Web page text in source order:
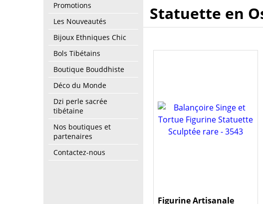
Promotions
Les Nouveautés
Bijoux Ethniques Chic
Bols Tibétains
Boutique Bouddhiste
Déco du Monde
Dzi perle sacrée
tibétaine
Nos boutiques et
partenaires
Contactez-nous
Statuette en
Figurine Artisanale